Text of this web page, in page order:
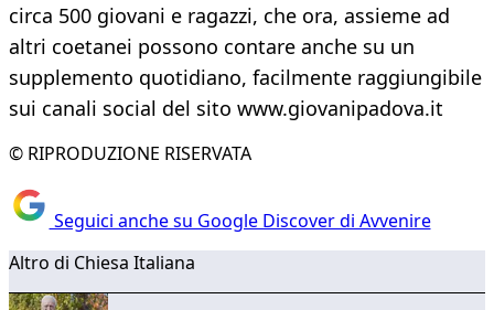
circa 500 giovani e ragazzi, che ora, assieme ad
altri coetanei possono contare anche su un
supplemento quotidiano, facilmente raggiungibile
sui canali social del sito www.giovanipadova.it
© RIPRODUZIONE RISERVATA
Seguici anche su Google Discover di Avvenire
Altro di Chiesa Italiana